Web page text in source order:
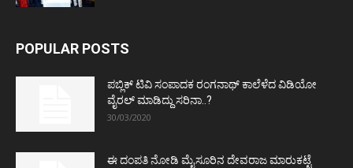
POPULAR POSTS
ಪಬ್ಲಿಕ್ ಟಿವಿ ಸಂಪಾದಕ ರಂಗನಾಥ್ ಕಾಲೆಳೆದ ವಿಡಿಯೋ
ವೈರಲ್ ಮಾಡಿದ್ದು ಸರಿನಾ..?
30/03/2020
ಈ ದಂಪತಿ ನೋಡಿ ಮೈಸೂರಿನ ದೇವರಾಜ ಮಾರುಕಟ್ಟೆ